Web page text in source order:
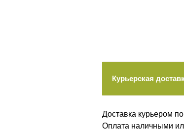
Курьерская
Доставка курьером
Оплата наличными